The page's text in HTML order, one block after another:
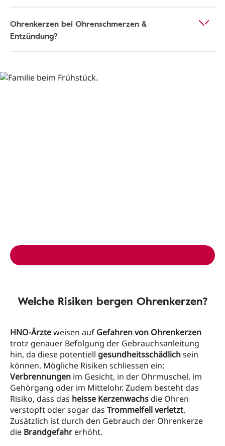
Ohrenkerzen bei Ohrenschmerzen &
Entzündung?
Welche Risiken bergen Ohrenkerzen?
HNO-Ärzteweisen auf Gefahren von Ohrenkerzen
trotz genauer Befolgung der Gebrauchsanleitung
hin, da diese potentiell gesundheitsschädlichsein
können. Mögliche Risiken schliessen ein:
Verbrennungen im Gesicht, in der Ohrmuschel, im
Gehörgang oder im Mittelohr. Zudem besteht das
Risiko, dass das heisse Kerzenwachsdie Ohren
verstopft oder sogar das Trommelfell verletzt.
Zusätzlich ist durch den Gebrauch der Ohrenkerze
die Brandgefahr erhöht.